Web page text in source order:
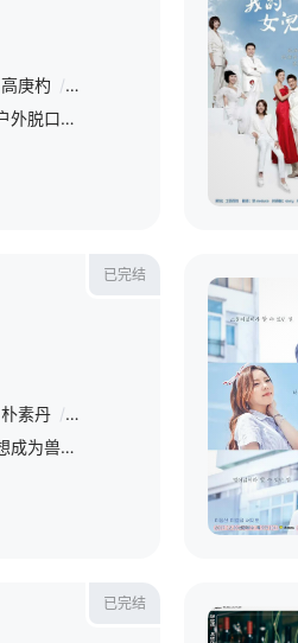
高庚杓 / 朴志妍 李娜拉 /
是一档与各种各样的嘉宾一起进行的户外脱口秀节目。大声通过&amp;lt;出家门的大声&amp;gt;每集都会与不同的嘉宾聊天，展现他们之间特有的默契度，还计划到平时不经常去的小区进行治愈出游。
已完结
朴素丹 / 孙娜恩
根据同名网络小说改编，讲述一名梦想成为兽医的女高中生因机缘巧合认识了甘成集团会长，从而以兼职生身份住进豪宅，与会长三名性格不同的孙子及一名警卫员展开了戏剧性同居生活的故事。剧中，朴素丹饰演为大学学费奔
已完结